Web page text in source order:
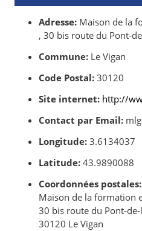
Adresse: Maison de la
, 30 bis route du Pont-
Commune: Le Vigan
Code Postal: 30120
Site internet: http://
Contact par Email:
Longitude: 3.6134037
Latitude: 43.9890088
Coordonnées postales:
Maison de la formation
30 bis route du Pont-
30120 Le Vigan